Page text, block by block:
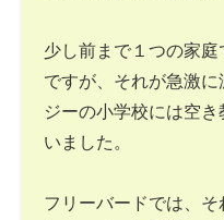
少し前まで１つの家
ですが、それが急激
ジーの小学校には空
いました。
フリーバードでは、